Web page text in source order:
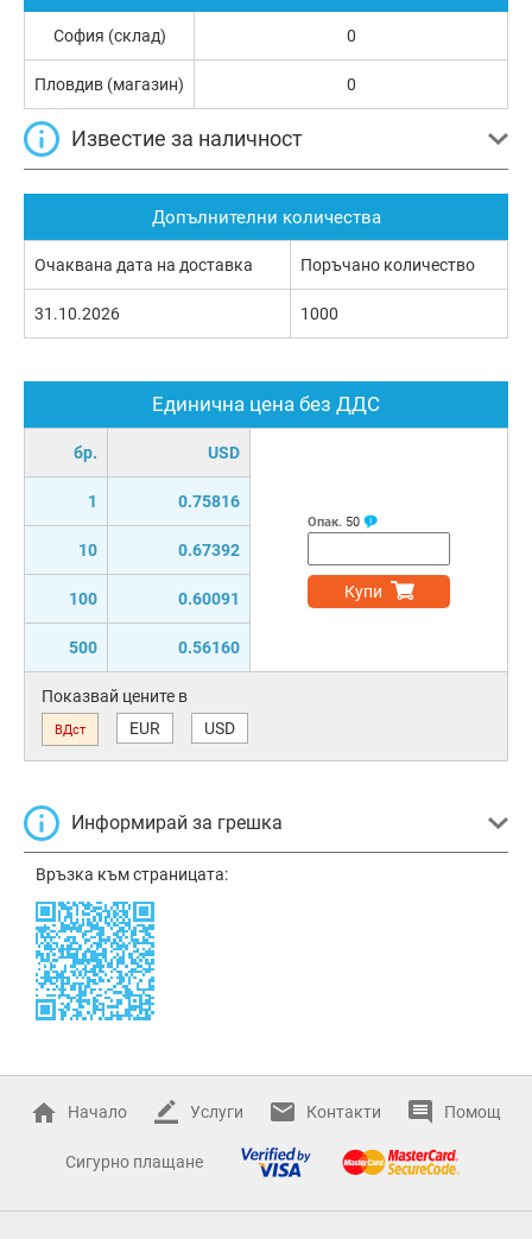
Единична цена без ДДС
бр. USD
1 0.75816
10 0.67392
100 0.60091
500 0.56160
Опак. 50
Купи
Показвай цените в
ВДст EUR USD
Информирай за грешка
Връзка към страницата:
София (склад) 0
Пловдив (магазин) 0
Известие за наличност
Допълнителни количества
Очаквана дата на доставка Поръчано количество
31.10.2026 1000
Начало Услуги Контакти Помощ
Сигурно плащане